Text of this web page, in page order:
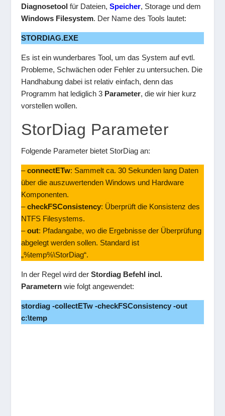
Diagnosetool für Dateien,Speicher, Storage und dem
Windows Filesystem. Der Name des Tools lautet:
STORDIAG.EXE
Es ist ein wunderbares Tool, um das System auf evtl.
Probleme, Schwächen oder Fehler zu untersuchen. Die
Handhabung dabei ist relativ einfach, denn das
Programm hat lediglich 3 Parameter, die wir hier kurz
vorstellen wollen.
StorDiag Parameter
Folgende Parameter bietet StorDiag an:
–connectETw: Sammelt ca. 30 Sekunden lang Daten
über die auszuwertenden Windows und Hardware
Komponenten.
–checkFSConsistency: Überprüft die Konsistenz des
NTFS Filesystems.
–out: Pfadangabe, wo die Ergebnisse der Überprüfung
abgelegt werden sollen. Standard ist
„%temp%\StorDiag“.
In der Regel wird derStordiag Befehl incl.
Parametern wie folgt angewendet:
stordiag -collectETw -checkFSConsistency -out
c:\temp